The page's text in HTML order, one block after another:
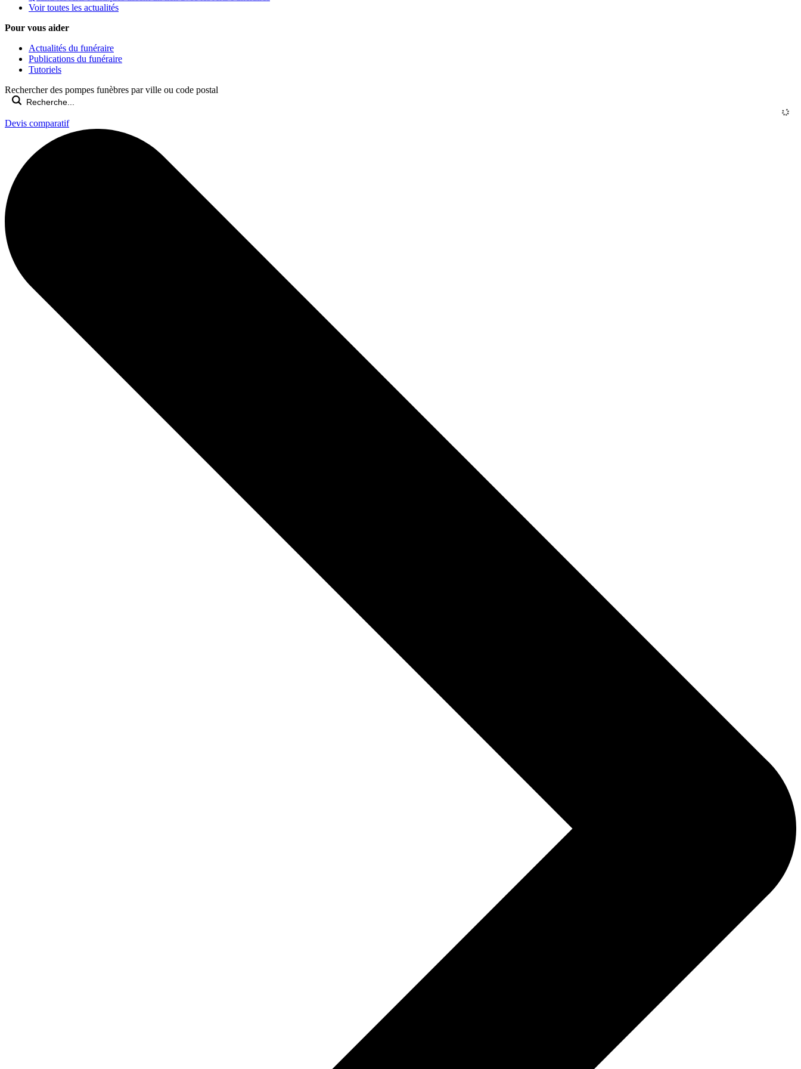
Voir toutes les actualités
Pour vous aider
Actualités du funéraire
Publications du funéraire
Tutoriels
Rechercher des pompes funèbres par ville ou code postal
Devis comparatif